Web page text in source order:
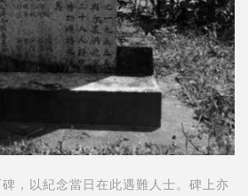
，以紀念當日在此遇難人士。碑上亦